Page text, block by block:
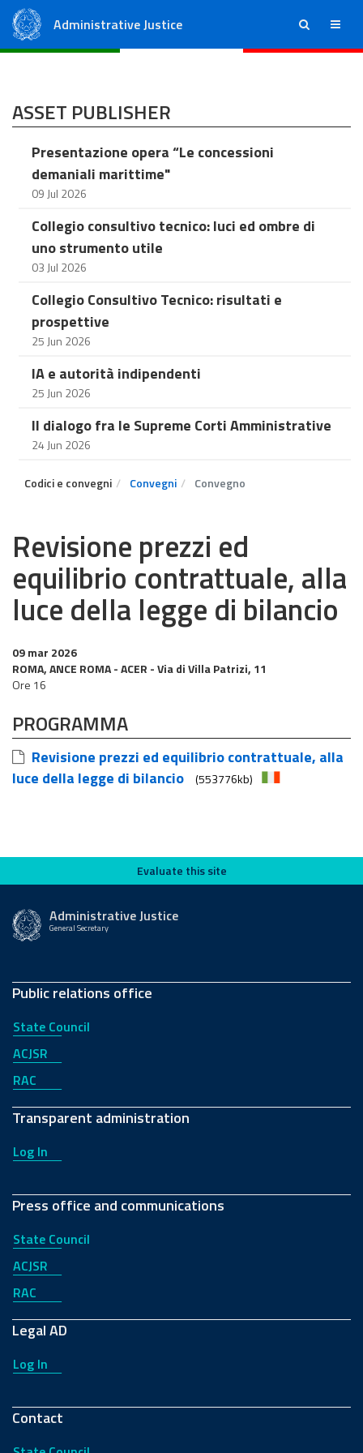
Administrative Justice ricerca menu
ASSET PUBLISHER
Presentazione opera “Le concessioni
demaniali marittime"
09 Jul 2026
Collegio consultivo tecnico: luci ed ombre di
uno strumento utile
03 Jul 2026
Collegio Consultivo Tecnico: risultati e
prospettive
25 Jun 2026
IA e autorità indipendenti
25 Jun 2026
Il dialogo fra le Supreme Corti Amministrative
24 Jun 2026
Codici e convegni Convegni Convegno
Revisione prezzi ed
equilibrio contrattuale, alla
luce della legge di bilancio
09 mar 2026
ROMA, ANCE ROMA - ACER - Via di Villa Patrizi, 11
Ore 16
PROGRAMMA
Revisione prezzi ed equilibrio contrattuale, alla
luce della legge di bilancio
(553776kb)
Evaluate this siteEvaluate this site
Administrative Justice
General Secretary
Public relations office
State Council
ACJSR
RAC
Transparent administration
Log In
Press office and communications
State Council
ACJSR
RAC
Legal AD
Log In
Contact